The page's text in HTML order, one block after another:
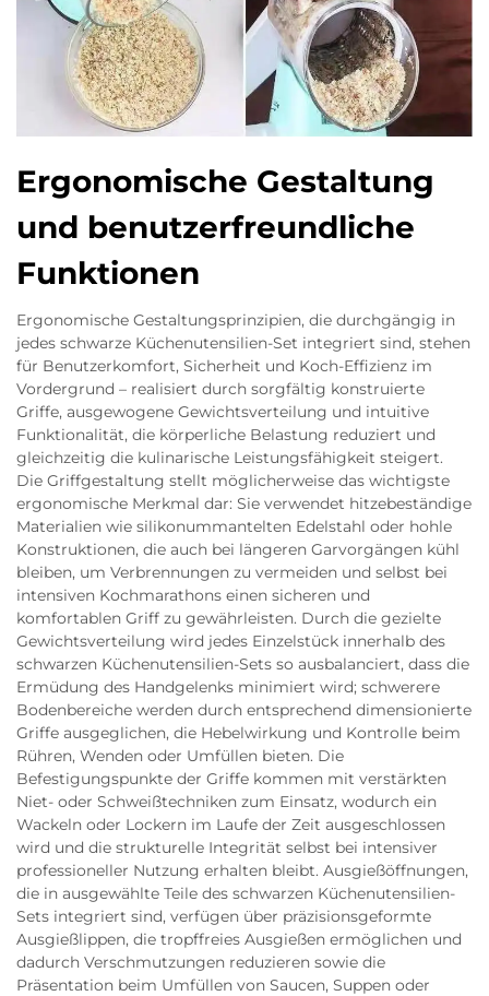
Ergonomische Gestaltung
und benutzerfreundliche
Funktionen
Ergonomische Gestaltungsprinzipien, die durchgängig in
jedes schwarze Küchenutensilien-Set integriert sind, stehen
für Benutzerkomfort, Sicherheit und Koch-Effizienz im
Vordergrund – realisiert durch sorgfältig konstruierte
Griffe, ausgewogene Gewichtsverteilung und intuitive
Funktionalität, die körperliche Belastung reduziert und
gleichzeitig die kulinarische Leistungsfähigkeit steigert.
Die Griffgestaltung stellt möglicherweise das wichtigste
ergonomische Merkmal dar: Sie verwendet hitzebeständige
Materialien wie silikonummantelten Edelstahl oder hohle
Konstruktionen, die auch bei längeren Garvorgängen kühl
bleiben, um Verbrennungen zu vermeiden und selbst bei
intensiven Kochmarathons einen sicheren und
komfortablen Griff zu gewährleisten. Durch die gezielte
Gewichtsverteilung wird jedes Einzelstück innerhalb des
schwarzen Küchenutensilien-Sets so ausbalanciert, dass die
Ermüdung des Handgelenks minimiert wird; schwerere
Bodenbereiche werden durch entsprechend dimensionierte
Griffe ausgeglichen, die Hebelwirkung und Kontrolle beim
Rühren, Wenden oder Umfüllen bieten. Die
Befestigungspunkte der Griffe kommen mit verstärkten
Niet- oder Schweißtechniken zum Einsatz, wodurch ein
Wackeln oder Lockern im Laufe der Zeit ausgeschlossen
wird und die strukturelle Integrität selbst bei intensiver
professioneller Nutzung erhalten bleibt. Ausgießöffnungen,
die in ausgewählte Teile des schwarzen Küchenutensilien-
Sets integriert sind, verfügen über präzisionsgeformte
Ausgießlippen, die tropffreies Ausgießen ermöglichen und
dadurch Verschmutzungen reduzieren sowie die
Präsentation beim Umfüllen von Saucen, Suppen oder